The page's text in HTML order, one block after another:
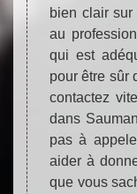
bien clair sur
au
qui est
pour être sûr
contactez
dans
pas à
aider à
que vous